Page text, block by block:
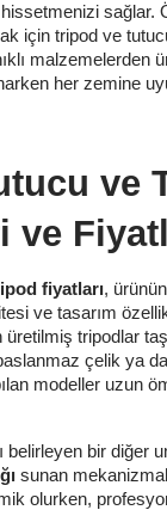
hissetmenizi sağlar.
için tripod ve
malzemelerden
her zemine
ve
ve
fiyatları,
ve tasarım
tripodlar
çelik ya
modeller uzun
belirleyen bir diğer
sunan
olurken,